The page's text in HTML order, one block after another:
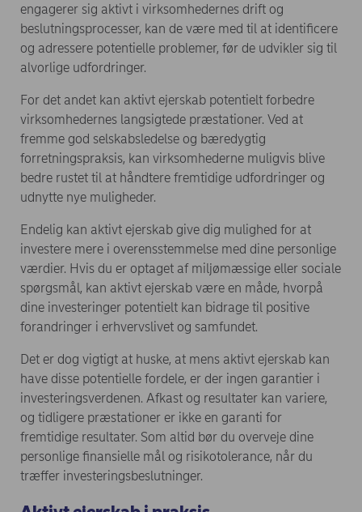
engagerer sig aktivt i virksomhedernes drift og
beslutningsprocesser, kan de være med til at identificere
og adressere potentielle problemer, før de udvikler sig til
alvorlige udfordringer.
For det andet kan aktivt ejerskab potentielt forbedre
virksomhedernes langsigtede præstationer. Ved at
fremme god selskabsledelse og bæredygtig
forretningspraksis, kan virksomhederne muligvis blive
bedre rustet til at håndtere fremtidige udfordringer og
udnytte nye muligheder.
Endelig kan aktivt ejerskab give dig mulighed for at
investere mere i overensstemmelse med dine personlige
værdier. Hvis du er optaget af miljømæssige eller sociale
spørgsmål, kan aktivt ejerskab være en måde, hvorpå
dine investeringer potentielt kan bidrage til positive
forandringer i erhvervslivet og samfundet.
Det er dog vigtigt at huske, at mens aktivt ejerskab kan
have disse potentielle fordele, er der ingen garantier i
investeringsverdenen. Afkast og resultater kan variere,
og tidligere præstationer er ikke en garanti for
fremtidige resultater. Som altid bør du overveje dine
personlige finansielle mål og risikotolerance, når du
træffer investeringsbeslutninger.